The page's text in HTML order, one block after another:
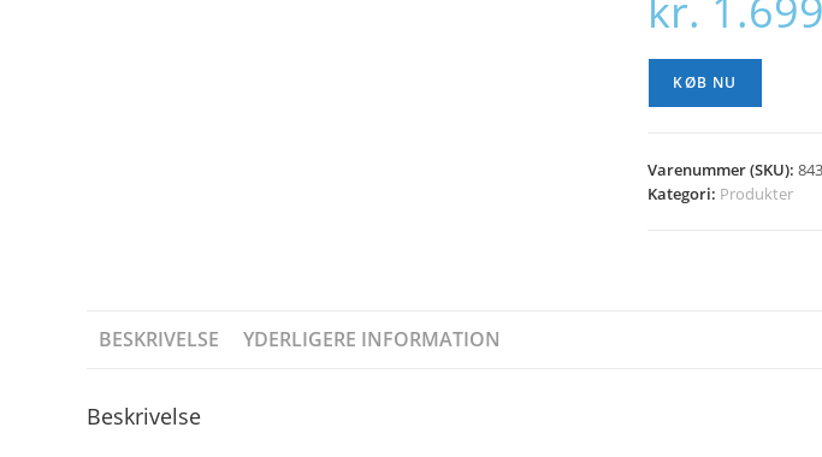
KØB NU
Varenummer (SKU):
Kategori: Produkter
BESKRIVELSE YDERLIGERE INFORMATION
Beskrivelse